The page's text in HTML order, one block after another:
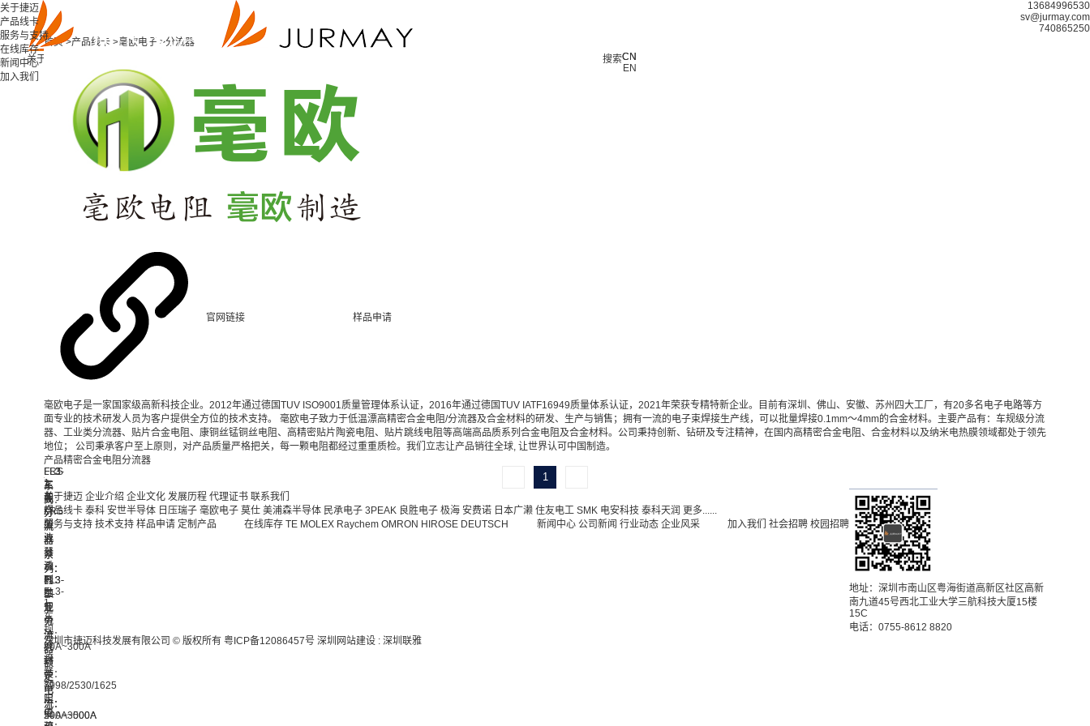
关于捷迈 CN
CN
EN
搜索
关于捷迈
产品线卡
服务与支持
在线库存
新闻中心
加入我们
13684996530
sv@jurmay.com
740865250
首页 >产品线卡 >毫欧电子 >分流器
官网链接 样品申请
毫欧电子是一家国家级高新科技企业。2012年通过德国TUV ISO9001质量管理体系认证，2016年通过德国TUV IATF16949质量体系认证，2021年荣获专精特新企业。目前有深圳、佛山、安徽、苏州四大工厂，有20多名电子电路等方
面专业的技术研发人员为客户提供全方位的技术支持。 毫欧电子致力于低温漂高精密合金电阻/分流器及合金材料的研发、生产与销售；拥有一流的电子束焊接生产线，可以批量焊接0.1mm～4mm的合金材料。主要产品有：车规级分流
器、工业类分流器、贴片合金电阻、康铜丝锰铜丝电阻、高精密贴片陶瓷电阻、贴片跳线电阻等高端高品质系列合金电阻及合金材料。公司秉持创新、钻研及专注精神，在国内高精密合金电阻、合金材料以及纳米电热膜领域都处于领先
地位； 公司秉承客户至上原则，对产品质量严格把关，每一颗电阻都经过重重质检。我们立志让产品销往全球, 让世界认可中国制造。
产品精密合金电阻分流器
LRS
系
列：
LRS
工
业
分
流
器
额
定
电
流：
80A~300A
封
装：
7998/2530/1625
阻
值
FL3-
1
车
规
分
流
器
系
列：
FL3-
1
车
规
分
流
器
额
定
电
FL3
车
规
分
流
器
系
列：
FL3-
车
规
分
流
器
额
定
电
流：
200A~500A
FL3
工
业
分
流
器
系
列：
FL3-
工
业
分
流
器
额
定
电
流：
50A~3000A
1
关于捷迈 企业介绍 企业文化 发展历程 代理证书 联系我们
产品线卡 泰科 安世半导体 日压瑞子 毫欧电子 莫仕 美浦森半导体 民承电子 3PEAK 良胜电子 极海 安费诺 日本广濑 住友电工 SMK 电安科技 泰科天润 更多......
服务与支持 技术支持 样品申请 定制产品 在线库存 TE MOLEX Raychem OMRON HIROSE DEUTSCH 新闻中心 公司新闻 行业动态 企业风采 加入我们 社会招聘 校园招聘
地址：深圳市南山区粤海街道高新区社区高新
南九道45号西北工业大学三航科技大厦15楼
15C
电话：0755-8612 8820
深圳市捷迈科技发展有限公司 © 版权所有 粤ICP备12086457号 深圳网站建设: 深圳联雅